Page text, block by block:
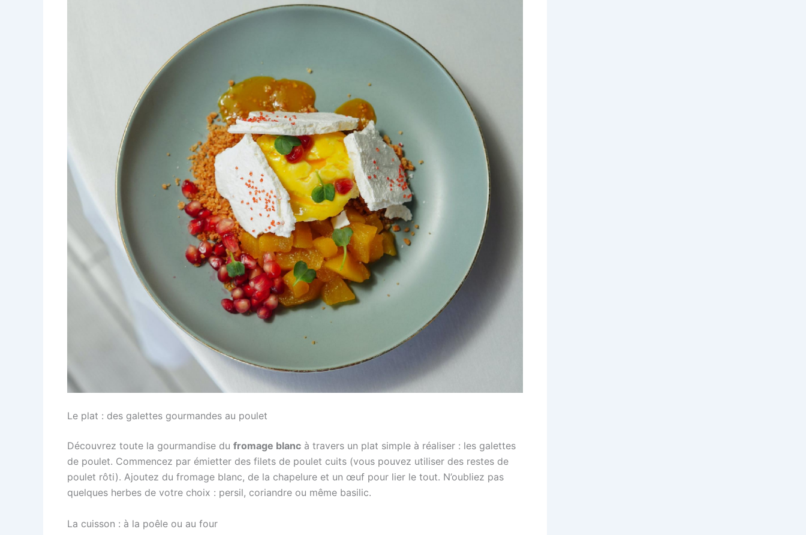
Le plat : des galettes gourmandes au poulet
Découvrez toute la gourmandise du fromage blanc à travers un plat simple à réaliser : les galettes
de poulet. Commencez par émietter des filets de poulet cuits (vous pouvez utiliser des restes de
poulet rôti). Ajoutez du fromage blanc, de la chapelure et un œuf pour lier le tout. N’oubliez pas
quelques herbes de votre choix : persil, coriandre ou même basilic.
La cuisson : à la poêle ou au four